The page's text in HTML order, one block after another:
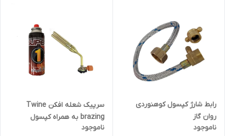
رابط شارژ کپسول کوهنوردی
روان گاز
ناموجود
سرپیک شعله افکن Twine
brazing به همراه کپسول
سوخت
ناموجود